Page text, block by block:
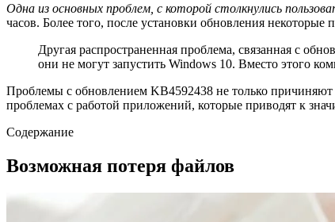
Одна из основных проблем, с которой столкнулись
часов. Более того, после установки обновления
Другая распространенная проблема, связанная с
они не могут запустить Windows 10. Вместо этого
Проблемы с обновлением KB4592438 не только
проблемах с работой приложений, которые приводят к
Содержание
Возможная потеря файлов